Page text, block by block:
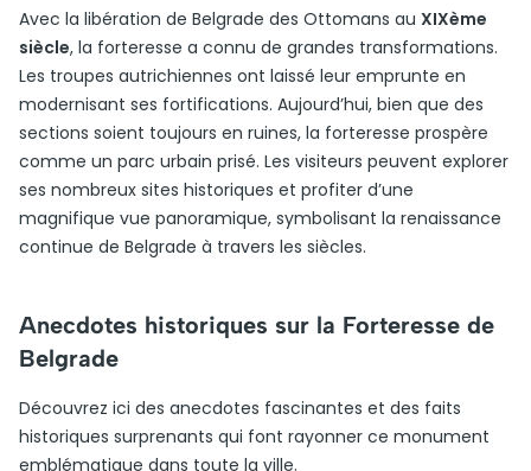
Avec la libération de Belgrade des Ottomans au XIXème
siècle, la forteresse a connu de grandes transformations.
Les troupes autrichiennes ont laissé leur emprunte en
modernisant ses fortifications. Aujourd’hui, bien que des
sections soient toujours en ruines, la forteresse prospère
comme un parc urbain prisé. Les visiteurs peuvent explorer
ses nombreux sites historiques et profiter d’une
magnifique vue panoramique, symbolisant la renaissance
continue de Belgrade à travers les siècles.
Anecdotes historiques sur la Forteresse de
Belgrade
Découvrez ici des anecdotes fascinantes et des faits
historiques surprenants qui font rayonner ce monument
emblématique dans toute la ville.